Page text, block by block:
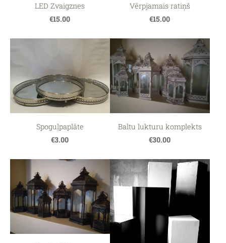
LED Zvaigznes
€15.00
Vērpjamais ratiņš
€15.00
Spoguļpaplāte
€3.00
Baltu lukturu komplekts
€30.00